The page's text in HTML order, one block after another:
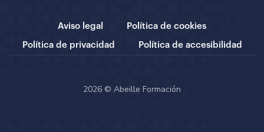
Aviso legal Política de cookies
Política de privacidad Política de accesibilidad
2026 © Abeille Formación